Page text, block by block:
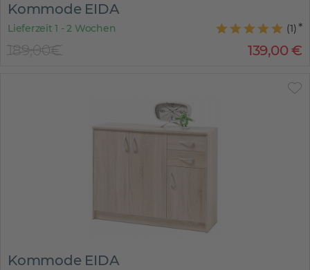
Kommode EIDA
Lieferzeit 1 - 2 Wochen (1)
139,00€
189,00€
Kommode EIDA